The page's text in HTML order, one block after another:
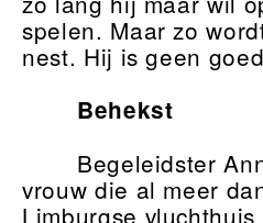
spelen. Maar zo
nest. Hij is geen
Behekst
Begeleidster
vrouw die al meer
Limburgse